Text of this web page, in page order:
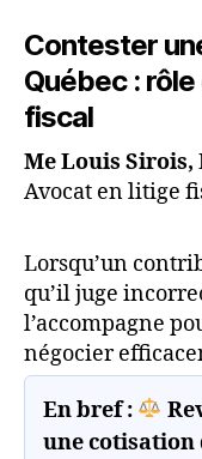
Contester
Québec :
fiscal
Me Louis Sirois,
Avocat en litige
Lorsqu’un
qu’il juge
l’accompagne
négocier
En bref :
une cotisation